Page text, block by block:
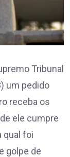
Tribunal
um pedido
receba os
ele cumpre
qual foi
golpe de